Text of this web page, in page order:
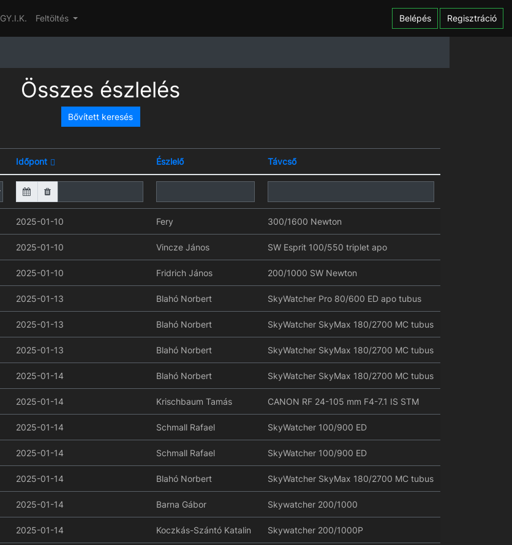
GY.I.K. Feltöltés Belépés Regisztráció
Összes észlelés
Bővített keresés
Időpont Észlelő Távcső
2025-01-10 Fery 300/1600 Newton
2025-01-10 Vincze János SW Esprit 100/550 triplet apo
2025-01-10 Fridrich János 200/1000 SW Newton
2025-01-13 Blahó Norbert SkyWatcher Pro 80/600 ED apo tubus
2025-01-13 Blahó Norbert SkyWatcher SkyMax 180/2700 MC tubus
2025-01-13 Blahó Norbert SkyWatcher SkyMax 180/2700 MC tubus
2025-01-14 Blahó Norbert SkyWatcher SkyMax 180/2700 MC tubus
2025-01-14 Krischbaum Tamás CANON RF 24-105 mm F4-7.1 IS STM
2025-01-14 Schmall Rafael SkyWatcher 100/900 ED
2025-01-14 Schmall Rafael SkyWatcher 100/900 ED
2025-01-14 Blahó Norbert SkyWatcher SkyMax 180/2700 MC tubus
2025-01-14 Barna Gábor Skywatcher 200/1000
2025-01-14 Koczkás-Szántó Katalin Skywatcher 200/1000P